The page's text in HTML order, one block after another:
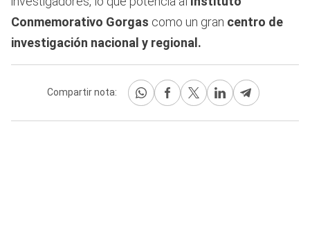
Conmemorativo Gorgas como un gran centro de
investigación nacional y regional.
Compartir nota: